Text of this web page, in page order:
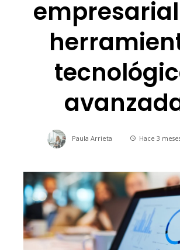
Paula Arrieta Hace 3